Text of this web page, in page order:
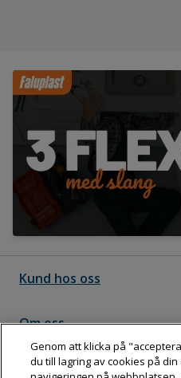
Kund hos oss
Om oss
Följ Dahl
Genom att klicka på
du till lagring av cookies på